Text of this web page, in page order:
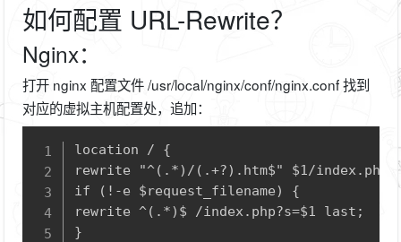
如何配置 URL-Rewrite？
Nginx：
打开 nginx 配置文件 /usr/local/nginx/conf/nginx.conf 找到
对应的虚拟主机配置处，追加：
location / {
rewrite "^(.*)/(.+?).htm$" $1/
if (!-e $request_filename) {
rewrite ^(.*)$ /index.php?s=$1 last;
}